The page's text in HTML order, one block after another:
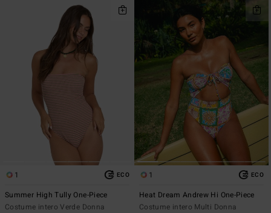
1 ECO
Summer High Tully One-Piece
Costume intero Verde Donna
1 ECO
Heat Dream Andrew Hi One-Piece
Costume intero Multi Donna